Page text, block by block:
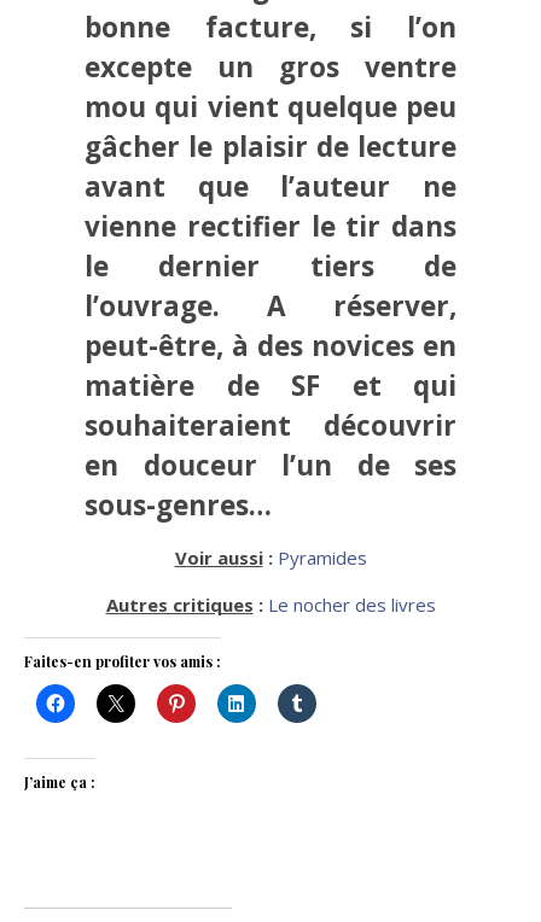
bonne facture, si l’on
excepte un gros ventre
mou qui vient quelque peu
gâcher le plaisir de lecture
avant que l’auteur ne
vienne rectifier le tir dans
le dernier tiers de
l’ouvrage. A réserver,
peut-être, à des novices en
matière de SF et qui
souhaiteraient découvrir
en douceur l’un de ses
sous-genres…
Voir aussi: Pyramides
Autres critiques : Le nocher des livres
Faites-en profiter vos amis :
J’aime ça :